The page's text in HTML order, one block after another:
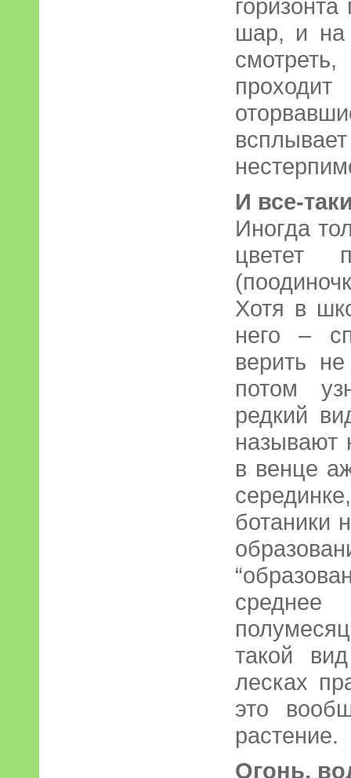
шар, и на
И все-
Иногда
цветет
Хотя в
него –
верить
потом
редкий
называют
в венце
ботаники
такой
лесках
это
растение.
Огонь,